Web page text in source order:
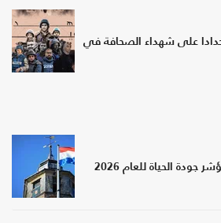
حدادا على شهداء الصحافة في
تصنيف الدول على مؤشر جودة الحياة للعام 2026